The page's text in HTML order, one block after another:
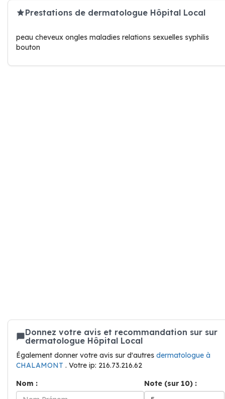
Prestations de dermatologue Hôpital Local
peau cheveux ongles maladies relations sexuelles syphilis
bouton
Donnez votre avis et recommandation sur sur
dermatologue Hôpital Local
Également donner votre avis sur d'autres dermatologue à
CHALAMONT . Votre ip: 216.73.216.62
Nom :
Note (sur 10) :